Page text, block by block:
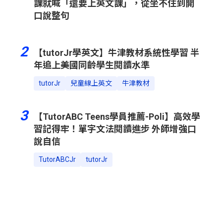
課就喊「還要上英文課」，從坐不住到開
口說整句
2
【tutorJr學英文】牛津教材系統性學習 半
年追上美國同齡學生閱讀水準
tutorJr 兒童線上英文 牛津教材
3
【TutorABC Teens學員推薦-Poli】高效學
習記得牢！單字文法閱讀進步 外師增強口
說自信
TutorABCJr tutorJr